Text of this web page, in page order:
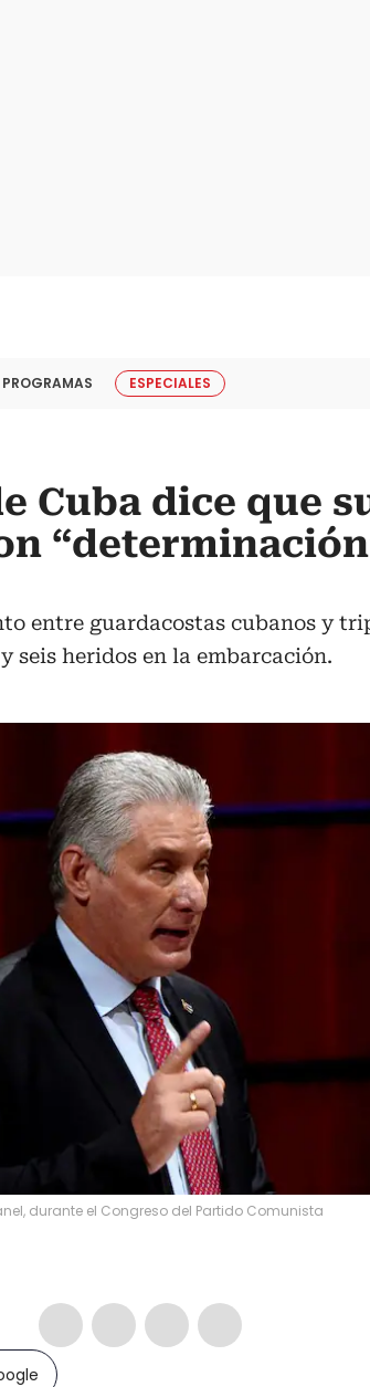
PROGRAMAS ESPECIALES
Cuba dice que
entre guardacostas cubanos y
seis heridos en la embarcación.
durante el Congreso del Partido Comunista